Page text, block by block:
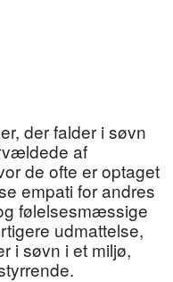
der falder i søvn
af
de ofte er optaget
empati for andres
følelsesmæssige
udmattelse,
i søvn i et miljø,